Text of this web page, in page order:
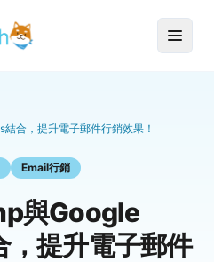
合，提升電子郵件行銷效果！
Email行銷
與Google
提升電子郵件